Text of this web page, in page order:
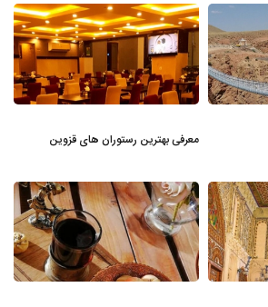
معرفی بهترین رستوران های قزوین